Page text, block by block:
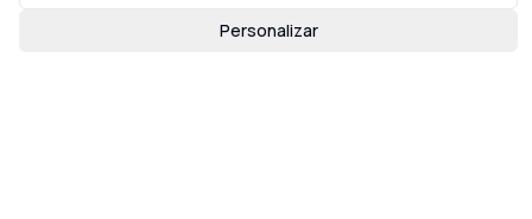
Personalizar